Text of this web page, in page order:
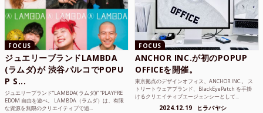
FOCUS
ジュエリーブランドLAMBDA
(ラムダ)が 渋谷パルコでPOPU
P S...
ジュエリーブランド“LAMBDA( ラムダ))” “PLAYFRE
EDOM 自由を遊べ。 LAMBDA（ラムダ）は、有限
な資源を無限のクリエイティブで追...
FOCUS
ANCHOR INC.が初のPOPUP
OFFICEを開催。
東京拠点のデザインオフィス、ANCHOR INC.。 ス
トリートウェアブランド、BlackEyePatch を手掛
けるクリエイティブエージェンシーとして...
2024.12.19 ヒラバヤシ